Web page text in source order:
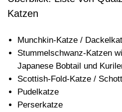
Katzen
Munchkin-Katze /
Stummelschwanz-Katzen
Japanese Bobtail und
Scottish-Fold-Katze /
Pudelkatze
Perserkatze